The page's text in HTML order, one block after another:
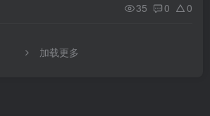
35 0 0
加载更多